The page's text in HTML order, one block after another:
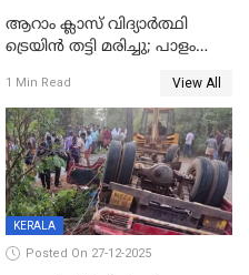
ആറാം ക്ലാസ് വിദ്യാർത്ഥി
ട്രെയിൻ തട്ടി മരിച്ചു; പാളം
അപകടം മലപ്പുറത്ത്
1 Min Read View All
KERALA
Posted On 27-12-2025